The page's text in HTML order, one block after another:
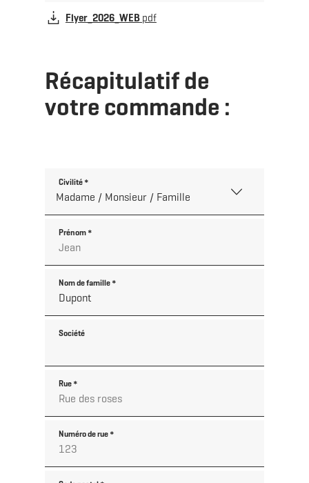
Flyer_2026_WEBpdf
Récapitulatif de
votre commande :
Civilité *
Prénom *
Nom de famille *
Société
Rue *
Numéro de rue *